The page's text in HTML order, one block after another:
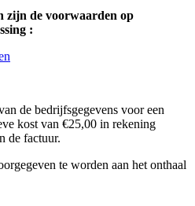
zijn de voorwaarden op
:
de bedrijfsgegevens voor een
kost van €25,00 in rekening
de factuur.
te worden aan het onthaal